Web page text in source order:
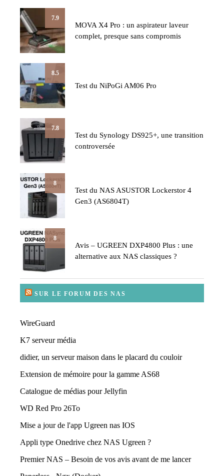
7.9
MOVA X4 Pro : un aspirateur laveur
complet, presque sans compromis
8.5
Test du NiPoGi AM06 Pro
7.8
Test du Synology DS925+, une transition
controversée
8
Test du NAS ASUSTOR Lockerstor 4
Gen3 (AS6804T)
8
Avis – UGREEN DXP4800 Plus : une
alternative aux NAS classiques ?
SUR LE FORUM DES NAS
WireGuard
K7 serveur média
didier, un serveur maison dans le placard du couloir
Extension de mémoire pour la gamme AS68
Catalogue de médias pour Jellyfin
WD Red Pro 26To
Mise a jour de l'app Ugreen nas IOS
Appli type Onedrive chez NAS Ugreen ?
Premier NAS – Besoin de vos avis avant de me lancer